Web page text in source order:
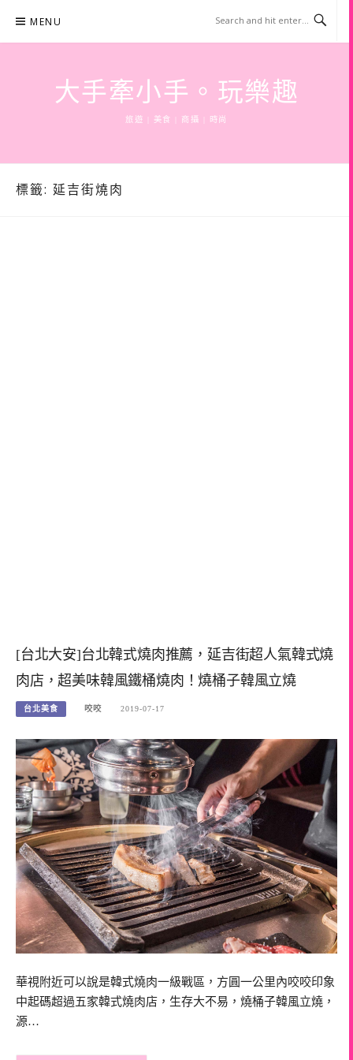
content
MENU
大手牽小手。玩樂趣
旅遊 | 美食 | 商攝 | 時尚
標籤: 延吉街燒肉
[台北大安]台北韓式燒肉推薦，延吉街超人氣韓式燒
肉店，超美味韓風鐵桶燒肉！燒桶子韓風立燒
台北美食 咬咬 2019-07-17
華視附近可以說是韓式燒肉一級戰區，方圓一公里內咬咬印象
中起碼超過五家韓式燒肉店，生存大不易，燒桶子韓風立燒，
源…